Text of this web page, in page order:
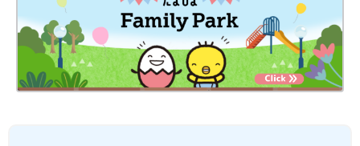
ユニクロベビー「春夏に大活躍」「肌
着・Tシャツ・ロンTまで」見た目も可愛
い！コラボアイテム4選
春を迎えて暖かい気候と共に、お洋服も冬→春
夏用へと衣替えする時期となりましたね。赤ち
ゃんのお洋服となると、肌触りや着心地が良